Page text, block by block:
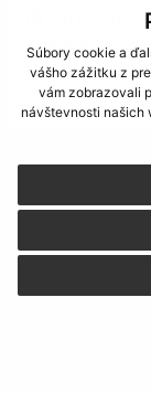
Súbory cookie a
vášho zážitku z
vám zobrazovali
návštevnosti našich
Zmluva o